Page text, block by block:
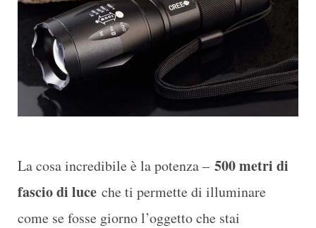
La cosa incredibile è la potenza – 500 metri di
fascio di luce che ti permette di illuminare
come se fosse giorno l’oggetto che stai